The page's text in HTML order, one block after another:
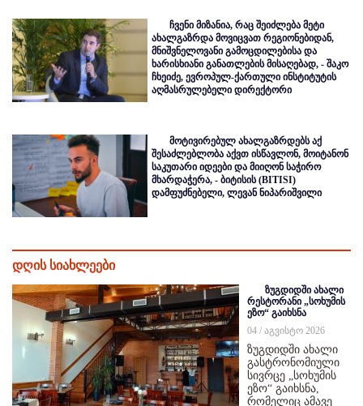
ჩვენი მიზანია, რაც შეიძლება მეტი
ახალგაზრდა მოვიცვათ რეგიონებიდან,
მნიშვნელოვანი გამოცდილებისა და
ხარისხიანი განათლების მისაღებად, - შაკო
ჩხეიძე, ევროპულ-ქართული ინსტიტუტის
აღმასრულებელი დირექტორი
მოტივირებულ ახალგაზრდებს აქ
შესაძლებლობა აქვთ ისწავლონ, მოიტანონ
საკუთარი იდეები და მიიღონ საჭირო
მხარდაჭერა, - ბიტისის (BITISI)
დამფუძნებელი, ლევან ნიპარიშვილი
დღის სიახლეები
ზუგდიდში ახალი
რესტორანი „სოხუმის
ეზო“ გაიხსნა
04 / აგვისტო 2026
ზუგდიდში ახალი
გასტრონომიული
სივრცე „სოხუმის
ეზო“ გაიხსნა,
რომელიც ამავე